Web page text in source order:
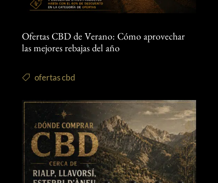
Ofertas CBD de Verano: Cómo aprovechar
las mejores rebajas del año
ofertas cbd